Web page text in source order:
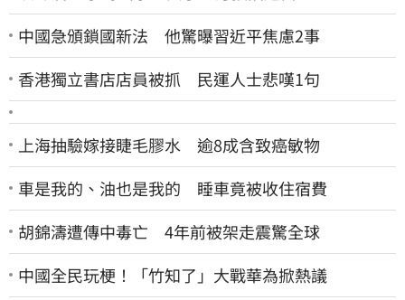
中國急頒鎖國新法 他驚曝習近平焦慮2事
香港獨立書店店員被抓 民運人士悲嘆1句
上海抽驗嫁接睫毛膠水 逾8成含致癌敏物
車是我的、油也是我的 睡車竟被收住宿費
胡錦濤遭傳中毒亡 4年前被架走震驚全球
中國全民玩梗！「竹知了」大戰華為掀熱議